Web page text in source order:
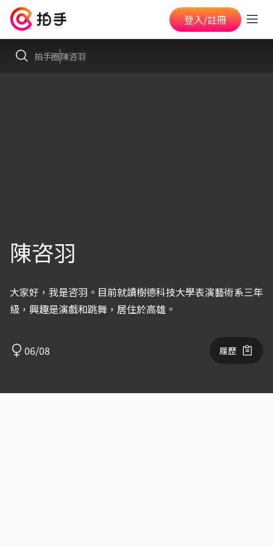
登入/註冊
拍手圈陳咨羽
陳咨羽
大家好，我是咨羽。目前就讀樹德科技大學表演藝術系三年
級，興趣是演戲和跳舞，居住於高雄。
06/08 履歷